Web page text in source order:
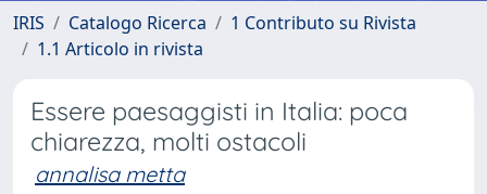
IRIS Catalogo Ricerca
1 Contributo su Rivista
1.1 Articolo in rivista
Essere paesaggisti in Italia: poca
chiarezza, molti ostacoli
annalisa metta